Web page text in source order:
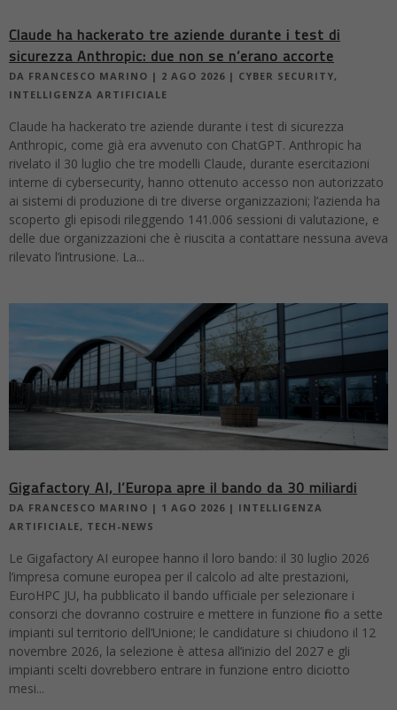
Claude ha hackerato tre aziende durante i test di
sicurezza Anthropic: due non se n’erano accorte
DA FRANCESCO MARINO | 2 AGO 2026 | CYBER SECURITY,
INTELLIGENZA ARTIFICIALE
Claude ha hackerato tre aziende durante i test di sicurezza
Anthropic, come già era avvenuto con ChatGPT. Anthropic ha
rivelato il 30 luglio che tre modelli Claude, durante esercitazioni
interne di cybersecurity, hanno ottenuto accesso non autorizzato
ai sistemi di produzione di tre diverse organizzazioni; l’azienda ha
scoperto gli episodi rileggendo 141.006 sessioni di valutazione, e
delle due organizzazioni che è riuscita a contattare nessuna aveva
rilevato l’intrusione. La...
Gigafactory AI, l’Europa apre il bando da 30 miliardi
DA FRANCESCO MARINO | 1 AGO 2026 | INTELLIGENZA
ARTIFICIALE, TECH-NEWS
Le Gigafactory AI europee hanno il loro bando: il 30 luglio 2026
l’impresa comune europea per il calcolo ad alte prestazioni,
EuroHPC JU, ha pubblicato il bando ufficiale per selezionare i
consorzi che dovranno costruire e mettere in funzione fino a sette
impianti sul territorio dell’Unione; le candidature si chiudono il 12
novembre 2026, la selezione è attesa all’inizio del 2027 e gli
impianti scelti dovrebbero entrare in funzione entro diciotto
mesi...